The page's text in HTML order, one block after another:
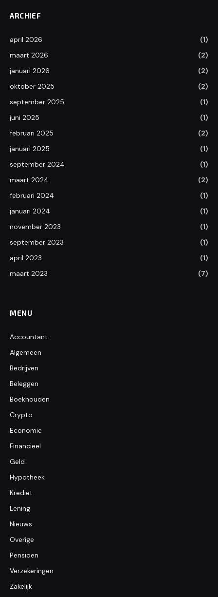
ARCHIEF
april 2026
(1)
maart 2026
(2)
januari 2026
(2)
oktober 2025
(2)
september 2025
(1)
juni 2025
(1)
februari 2025
(2)
januari 2025
(1)
september 2024
(1)
maart 2024
(2)
februari 2024
(1)
januari 2024
(1)
november 2023
(1)
september 2023
(1)
april 2023
(1)
maart 2023
(7)
MENU
Accountant
Algemeen
Bedrijven
Beleggen
Boekhouden
Crypto
Economie
Financieel
Geld
Hypotheek
Krediet
Lening
Nieuws
Overige
Pensioen
Verzekeringen
Zakelijk